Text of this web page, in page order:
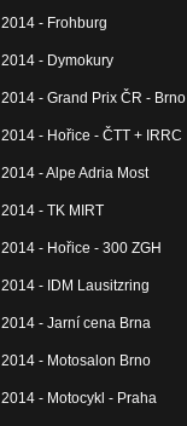
2014 - Frohburg
2014 - Dymokury
2014 - Grand Prix ČR - Brno
2014 - Hořice - ČTT + IRRC
2014 - Alpe Adria Most
2014 - TK MIRT
2014 - Hořice - 300 ZGH
2014 - IDM Lausitzring
2014 - Jarní cena Brna
2014 - Motosalon Brno
2014 - Motocykl - Praha